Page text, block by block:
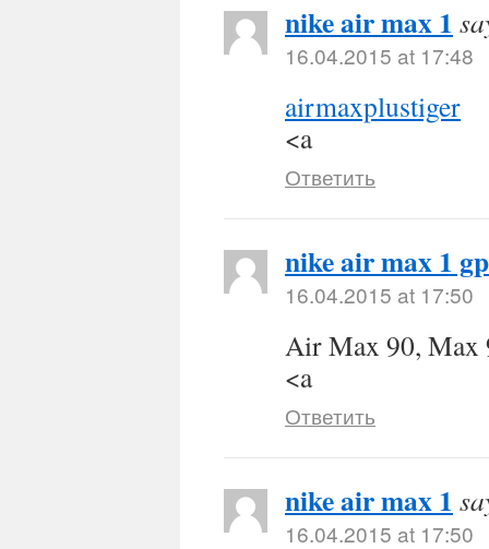
nike air max 1
16.04.2015 at 17:48
airmaxplustiger
<a
Ответить
nike air max 1
16.04.2015 at 17:50
Air Max 90, Max
<a
Ответить
nike air max 1
16.04.2015 at 17:50